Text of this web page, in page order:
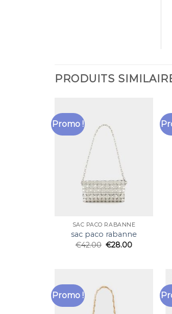
PRODUITS
Promo !
SAC PACO RABANNE
sac paco rabanne
€42.00 €28.00
Promo !